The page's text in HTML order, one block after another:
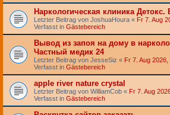
Наркологическая клиника Детокс.
Letzter Beitrag von JoshuaHoura « Fr 7. Aug
Verfasst in Gästebereich
Вывод из запоя на дому в
Частный медик 24
Letzter Beitrag von JesseSiz « Fr 7. Aug 2026,
Verfasst in Gästebereich
apple river nature crystal
Letzter Beitrag von WilliamCob « Fr 7. Aug
Verfasst in Gästebereich